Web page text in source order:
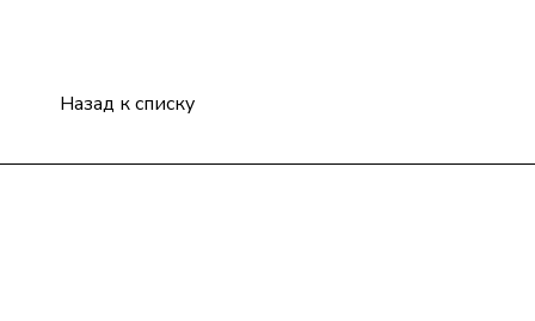
Назад к списку